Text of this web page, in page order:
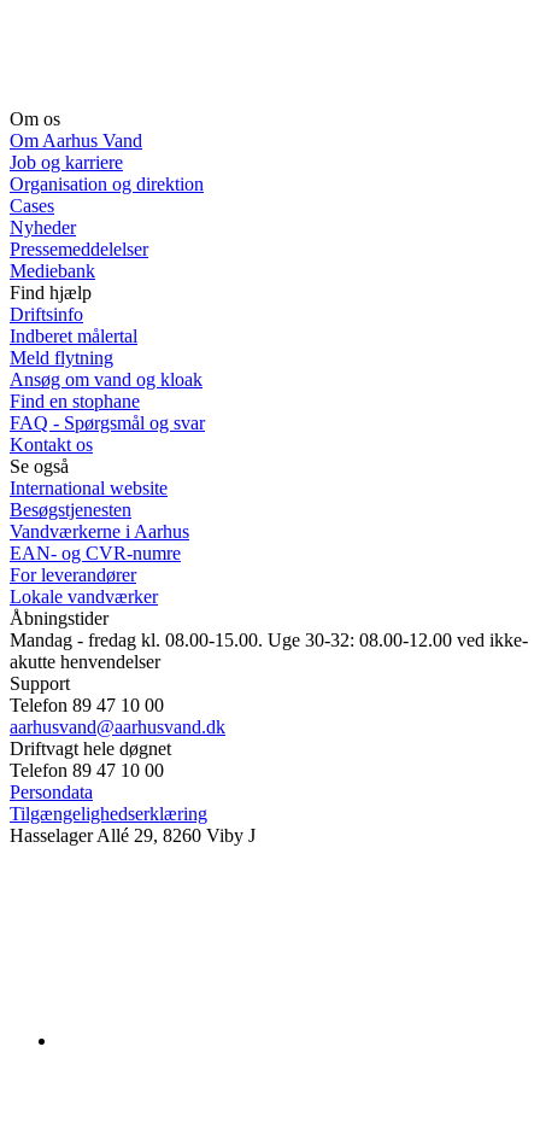
Om os
Om Aarhus Vand
Job og karriere
Organisation og direktion
Cases
Nyheder
Pressemeddelelser
Mediebank
Find hjælp
Driftsinfo
Indberet målertal
Meld flytning
Ansøg om vand og kloak
Find en stophane
FAQ - Spørgsmål og svar
Kontakt os
Se også
International website
Besøgstjenesten
Vandværkerne i Aarhus
EAN- og CVR-numre
For leverandører
Lokale vandværker
Åbningstider
Mandag - fredag kl. 08.00-15.00. Uge 30-32: 08.00-12.00 ved ikke-
akutte henvendelser
Support
Telefon 89 47 10 00
aarhusvand@aarhusvand.dk
Driftvagt hele døgnet
Telefon 89 47 10 00
Persondata
Tilgængelighedserklæring
Hasselager Allé 29, 8260 Viby J